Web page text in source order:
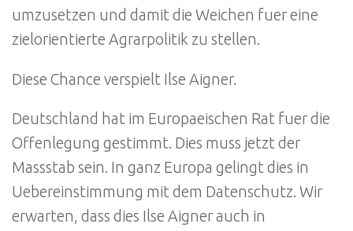
umzusetzen und damit die Weichen fuer eine
zielorientierte Agrarpolitik zu stellen.
Diese Chance verspielt Ilse Aigner.
Deutschland hat im Europaeischen Rat fuer die
Offenlegung gestimmt. Dies muss jetzt der
Massstab sein. In ganz Europa gelingt dies in
Uebereinstimmung mit dem Datenschutz. Wir
erwarten, dass dies Ilse Aigner auch in